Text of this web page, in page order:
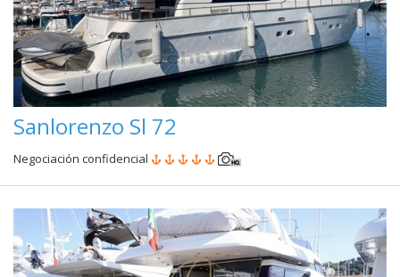
Sanlorenzo Sl 72
Negociación confidencial